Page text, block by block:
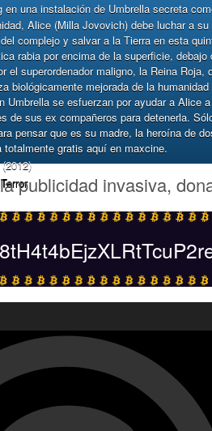
en una instalación de Umbrella secreta
Alice (Milla Jovovich) debe luchar a
complejo y salvar a la Tierra en esta
rabia por encima de la superficie,
el superordenador maligno, la Reina Roja,
biológicamente mejorada de la
Umbrella se esfuerzan por ayudar a Alice
de sus ex compañeros para detenerla.
pensar que es su madre, la heroína de
gratis aquí en maxcine.
Terrorpublicidad invasiva,